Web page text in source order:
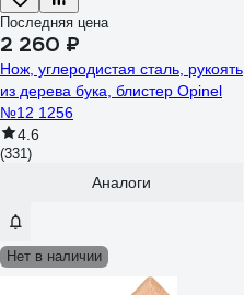
Последняя цена
2 260 ₽
Нож, углеродистая сталь, рукоять
из дерева бука, блистер Opinel
№12 1256
4.6
(331)
Аналоги
Нет в наличии